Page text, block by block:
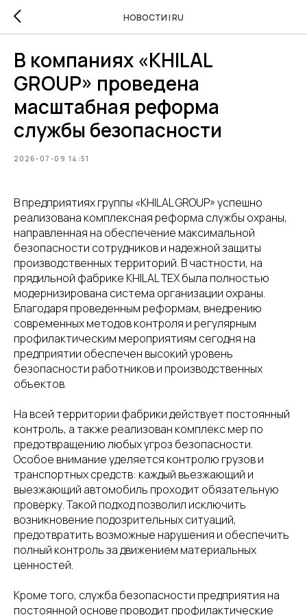
НОВОСТИ | RU
В компаниях «KHILAL
GROUP» проведена
масштабная реформа
службы безопасности
2026-07-09 14:51
В предприятиях группы «KHILAL GROUP» успешно
реализована комплексная реформа службы охраны,
направленная на обеспечение максимальной
безопасности сотрудников и надежной защиты
производственных территорий. В частности, на
прядильной фабрике KHILAL TEX была полностью
модернизирована система организации охраны.
Благодаря проведенным реформам, внедрению
современных методов контроля и регулярным
профилактическим мероприятиям сегодня на
предприятии обеспечен высокий уровень
безопасности работников и производственных
объектов.
На всей территории фабрики действует постоянный
контроль, а также реализован комплекс мер по
предотвращению любых угроз безопасности.
Особое внимание уделяется контролю грузов и
транспортных средств: каждый въезжающий и
выезжающий автомобиль проходит обязательную
проверку. Такой подход позволил исключить
возникновение подозрительных ситуаций,
предотвратить возможные нарушения и обеспечить
полный контроль за движением материальных
ценностей.
Кроме того, служба безопасности предприятия на
постоянной основе проводит профилактические